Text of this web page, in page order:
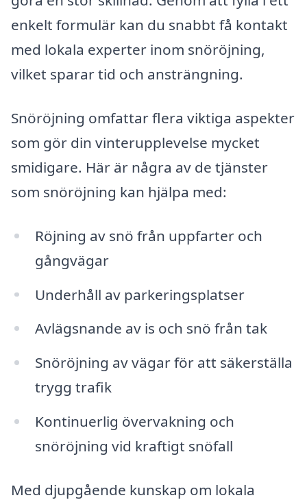
enkelt formulär kan du snabbt få kontakt
med lokala experter inom snöröjning,
vilket sparar tid och ansträngning.
Snöröjning omfattar flera viktiga aspekter
som gör din vinterupplevelse mycket
smidigare. Här är några av de tjänster
som snöröjning kan hjälpa med:
Röjning av snö från uppfarter och
gångvägar
Underhåll av parkeringsplatser
Avlägsnande av is och snö från tak
Snöröjning av vägar för att säkerställa
trygg trafik
Kontinuerlig övervakning och
snöröjning vid kraftigt snöfall
Med djupgående kunskap om lokala